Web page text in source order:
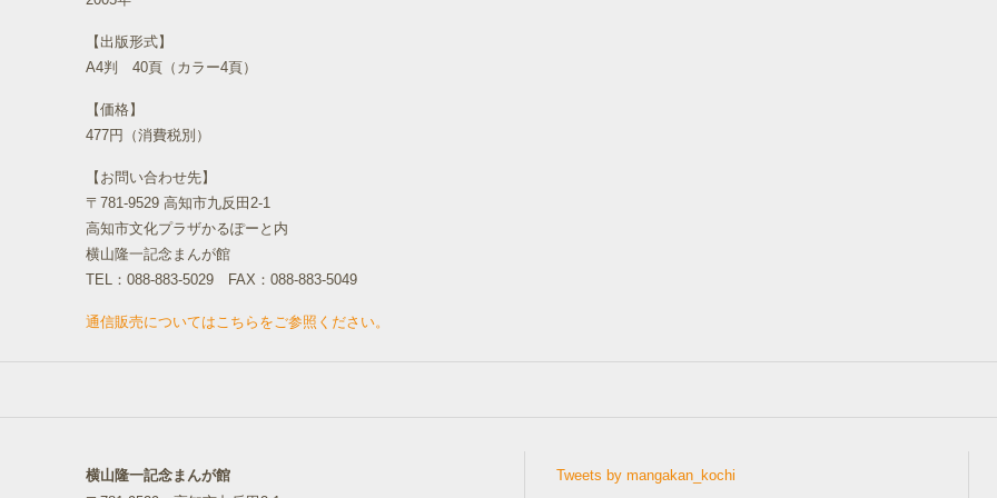
2005年
【出版形式】
A4判 40頁（カラー4頁）
【価格】
477円（消費税別）
【お問い合わせ先】
〒781-9529 高知市九反田2-1
高知市文化プラザかるぽーと内
横山隆一記念まんが館
通信販売についてはこちらをご参照ください。
横山隆一記念まんが館 Tweets by mangakan_kochi